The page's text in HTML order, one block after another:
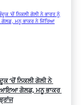
‘ਚੋਂ ਨਿਕਲੀ ਗੋਲੀ ਨੇ
ਗੋਲਡ, ਮਨੂ ਭਾਕਰ